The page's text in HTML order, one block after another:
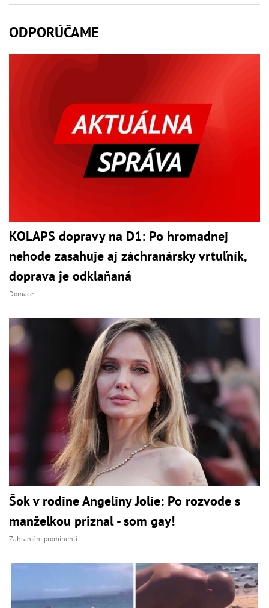
ODPORÚČAME
KOLAPS dopravy na D1: Po hromadnej
nehode zasahuje aj záchranársky vrtuľník,
doprava je odklaňaná
Domáce
Šok v rodine Angeliny Jolie: Po rozvode s
manželkou priznal - som gay!
Zahraniční prominenti